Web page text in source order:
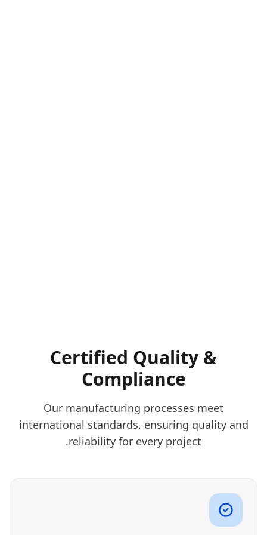
Certified Quality &
Compliance
Our manufacturing processes meet
international standards, ensuring quality and
reliability for every project.